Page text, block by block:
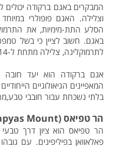
המבקרים באגם ברקודה יכולים
וצלילה. האגם פופולרי
הסלע התת-מימיות, את
באגם. חשוב לציין כי בשל
לתרמוקלינה, צלילה מתחת ל-14 מטר מומלצת לצוללנים מנוסים בלבד.
אגם ברקודה הוא יעד חובה
המאפיינים הגיאולוגיים
בלתי נשכחת עבור חובבי
הר טפיאס (Tapyas Mount) 210 מטר מעל הים
הר טפיאס הוא ציון דרך